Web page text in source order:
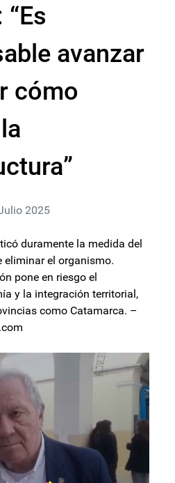
avanzar
cómo
2025
duramente la medida del
eliminar el organismo.
pone en riesgo el
y la integración territorial,
como Catamarca. –